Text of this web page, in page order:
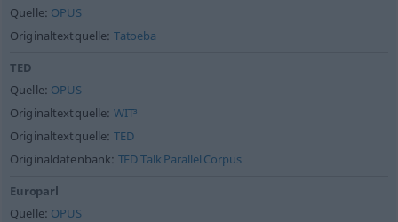
Quelle: OPUS
Originaltextquelle: Tatoeba
TED
Quelle: OPUS
Originaltextquelle: WIT³
Originaltextquelle: TED
Originaldatenbank: TED Talk Parallel Corpus
Europarl
Quelle: OPUS